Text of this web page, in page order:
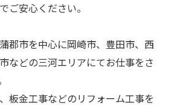
ご安心ください。
郡市を中心に岡崎市、豊田市、西
などの三河エリアにてお仕事をさ
板金工事などのリフォーム工事を